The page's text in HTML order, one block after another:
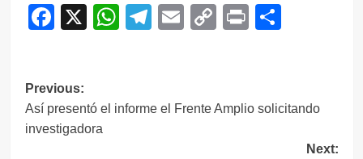
Facebook
X WhatsApp
Telegram
EmailCopy
Print
Navegación
de
entradas
Previous:
Así presentó el informe el Frente Amplio solicitando
investigadora
Next: